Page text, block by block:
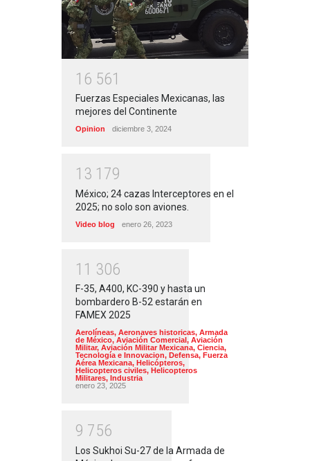
1 6 561
Fuerzas Especiales Mexicanas, las
mejores del Continente
Opinion diciembre 3, 2024
1 3 1 79
México; 24 cazas Interceptores en el
2025; no solo son aviones.
Video blog enero 26, 2023
1 1 306
F-35, A400, KC-390 y hasta un
bombardero B-52 estarán en
FAMEX 2025
Aerolíneas, Aeronaves historicas, Armada
de México, Aviación Comercial, Aviación
Militar, Aviación Militar Mexicana, Ciencia,
Tecnología e Innovacion, Defensa, Fuerza
Aérea Mexicana, Helicópteros,
Helicopteros civiles, Helicopteros
Militares, Industria
enero 23, 2025
9 756
Los Sukhoi Su-27 de la Armada de